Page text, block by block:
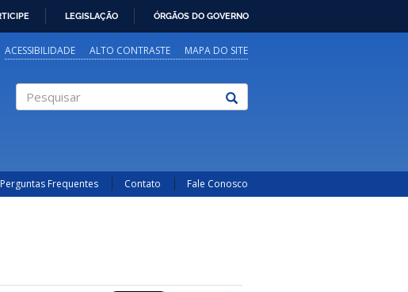
LEGISLAÇÃO ÓRGÃOS DO GOVERNO
ACESSIBILIDADE ALTO CONTRASTE MAPA DO SITE
Perguntas Frequentes Contato Fale Conosco